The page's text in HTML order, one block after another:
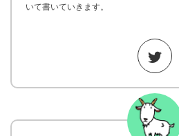
いて書いていきます。